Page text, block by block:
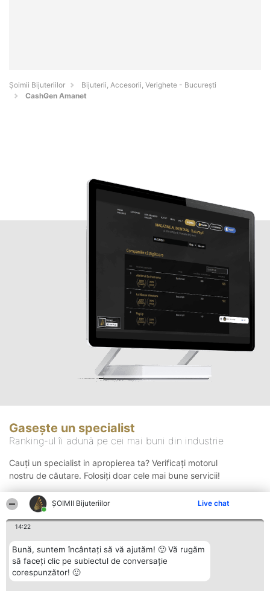
ŞOIMII Bijuteriilor Live chat
14:22
Bună, suntem încântați să vă ajutăm! 🙂 Vă rugăm
să faceți clic pe subiectul de conversație
corespunzător! 🙂
Şoimii Bijuteriilor
Bijuterii, Accesorii, Verighete - Bucureşti
CashGen Amanet
Gasește un specialist
Ranking-ul îi adună pe cei mai buni din industrie
Cauți un specialist in apropierea ta? Verificați motorul
nostru de căutare. Folosiți doar cele mai bune servicii!